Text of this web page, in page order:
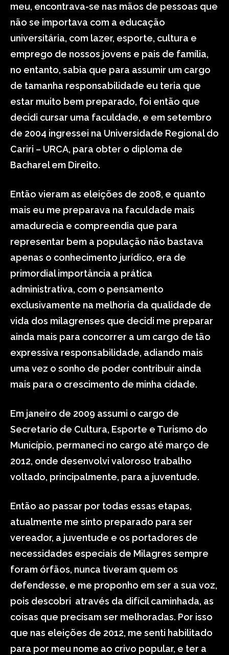
meu, encontrava-se nas mãos de pessoas que
não se importava com a educação
universitária, com lazer, esporte, cultura e
emprego de nossos jovens e pais de família,
no entanto, sabia que para assumir um cargo
de tamanha responsabilidade eu teria que
estar muito bem preparado, foi então que
decidi cursar uma faculdade, e em setembro
de 2004 ingressei na Universidade Regional do
Cariri – URCA, para obter o diploma de
Bacharel em Direito.
Então vieram as eleições de 2008, e quanto
mais eu me preparava na faculdade mais
amadurecia e compreendia que para
representar bem a população não bastava
apenas o conhecimento jurídico, era de
primordial importância a prática
administrativa, com o pensamento
exclusivamente na melhoria da qualidade de
vida dos milagrenses que decidi me preparar
ainda mais para concorrer a um cargo de tão
expressiva responsabilidade, adiando mais
uma vez o sonho de poder contribuir ainda
mais para o crescimento de minha cidade.
Em janeiro de 2009 assumi o cargo de
Secretario de Cultura, Esporte e Turismo do
Município, permaneci no cargo até março de
2012, onde desenvolvi valoroso trabalho
voltado, principalmente, para a juventude.
Então ao passar por todas essas etapas,
atualmente me sinto preparado para ser
vereador, a juventude e os portadores de
necessidades especiais de Milagres sempre
foram órfãos, nunca tiveram quem os
defendesse, e me proponho em ser a sua voz,
pois descobri através da difícil caminhada, as
coisas que precisam ser melhoradas. Por isso
que nas eleições de 2012, me senti habilitado
para por meu nome ao crivo popular, e ter a